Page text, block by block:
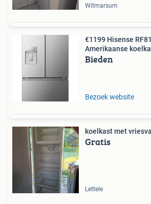
Witmarsum
€1199 Hisense
Amerikaanse
Bieden
Bezoek website
koelkast met
Gratis
Lettele